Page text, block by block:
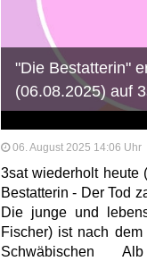
"Die Bestatterin"
(06.08.2025) auf
06. August 2025 14:06 Uhr
3sat wiederholt heute
Bestatterin - Der Tod
Die junge und
Fischer) ist nach
Schwäbischen